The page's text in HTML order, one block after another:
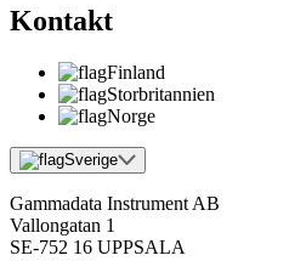
Kontakt
Finland
Storbritannien
Norge
Sverige
Gammadata Instrument AB
Vallongatan 1
SE-752 16 UPPSALA